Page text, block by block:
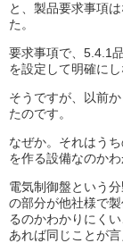
と、製品要求事項
た。
要求事項で、5.4.1
を設定して明確に
そうですが、以前
たのです。
なぜか。それはう
を作る設備なのか
電気制御盤という
の部分が他社様で
るのかわかりにく
あれば同じことが言